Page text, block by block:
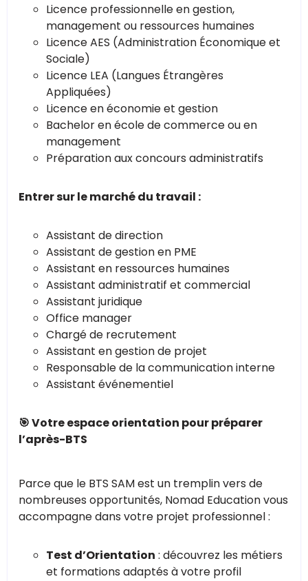
Licence professionnelle en gestion,
management ou ressources humaines
Licence AES (Administration Économique et
Sociale)
Licence LEA (Langues Étrangères
Appliquées)
Licence en économie et gestion
Bachelor en école de commerce ou en
management
Préparation aux concours administratifs
Entrer sur le marché du travail :
Assistant de direction
Assistant de gestion en PME
Assistant en ressources humaines
Assistant administratif et commercial
Assistant juridique
Office manager
Chargé de recrutement
Assistant en gestion de projet
Responsable de la communication interne
Assistant événementiel
🎯 Votre espace orientation pour préparer
l’après-BTS
Parce que le BTS SAM est un tremplin vers de
nombreuses opportunités, Nomad Education vous
accompagne dans votre projet professionnel :
Test d’Orientation : découvrez les métiers
et formations adaptés à votre profil